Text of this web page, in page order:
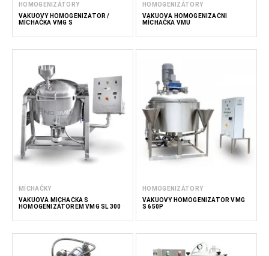
HOMOGENIZÁTORY
VAKUOVÝ HOMOGENIZÁTOR /
MÍCHAČKA VMG S
HOMOGENIZÁTORY
VAKUOVÁ HOMOGENIZAČNÍ
MÍCHAČKA VMU
MÍCHAČKY
VAKUOVÁ MÍCHAČKA S
HOMOGENIZÁTOREM VMG SL 300
HOMOGENIZÁTORY
VAKUOVÝ HOMOGENIZÁTOR VMG
S 650P